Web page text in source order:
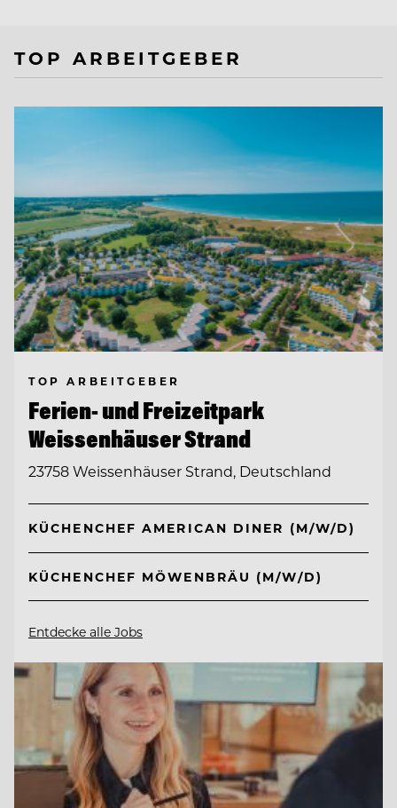
TOP ARBEITGEBER
TOP ARBEITGEBER
Ferien- und Freizeitpark
Weissenhäuser Strand
23758 Weissenhäuser Strand, Deutschland
KÜCHENCHEF AMERICAN DINER (M/W/D)
KÜCHENCHEF MÖWENBRÄU (M/W/D)
Entdecke alle Jobs